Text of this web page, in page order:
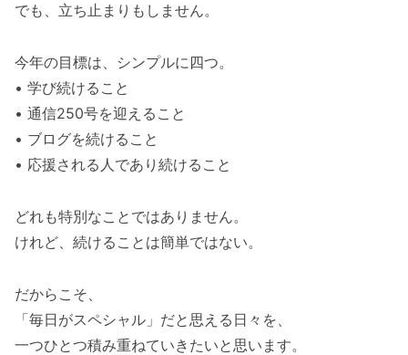
でも、立ち止まりもしません。
今年の目標は、シンプルに四つ。
• 学び続けること
• 通信250号を迎えること
• ブログを続けること
• 応援される人であり続けること
どれも特別なことではありません。
けれど、続けることは簡単ではない。
だからこそ、
「毎日がスペシャル」だと思える日々を、
一つひとつ積み重ねていきたいと思います。